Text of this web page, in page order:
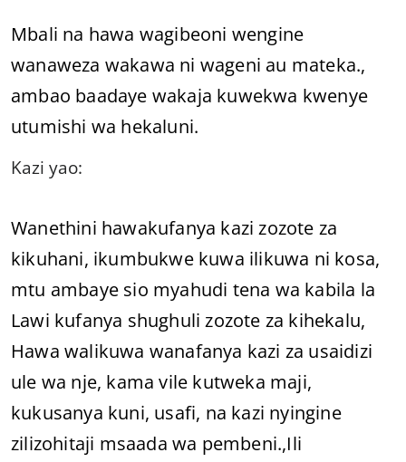
Mbali na hawa wagibeoni wengine
wanaweza wakawa ni wageni au mateka.,
ambao baadaye wakaja kuwekwa kwenye
utumishi wa hekaluni.
Kazi yao:
Wanethini hawakufanya kazi zozote za
kikuhani, ikumbukwe kuwa ilikuwa ni kosa,
mtu ambaye sio myahudi tena wa kabila la
Lawi kufanya shughuli zozote za kihekalu,
Hawa walikuwa wanafanya kazi za usaidizi
ule wa nje, kama vile kutweka maji,
kukusanya kuni, usafi, na kazi nyingine
zilizohitaji msaada wa pembeni.,Ili